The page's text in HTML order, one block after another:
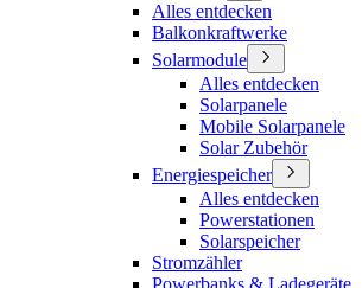
Alles entdecken
Balkonkraftwerke
Solarmodule
Alles entdecken
Solarpanele
Mobile Solarpanele
Solar Zubehör
Energiespeicher
Alles entdecken
Powerstationen
Solarspeicher
Stromzähler
Powerbanks & Ladegeräte